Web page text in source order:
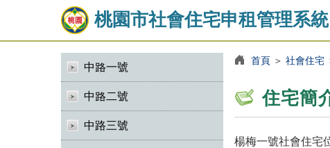
桃園市社會住宅申租管理系統
中路一號
中路二號
中路三號
首頁＞ 社會住宅
住宅簡
楊梅一號社會住宅